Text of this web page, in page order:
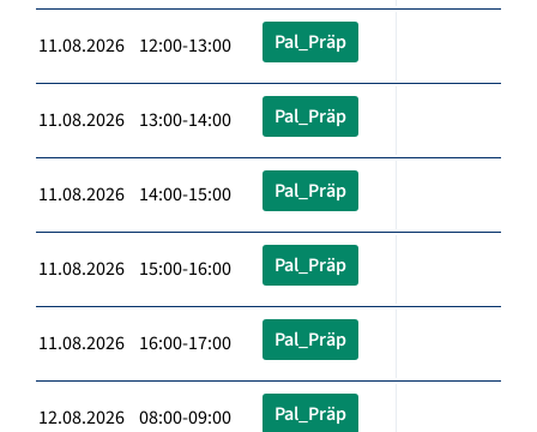
11.08.2026 12:00-13:00 Pal_Präp
11.08.2026 13:00-14:00 Pal_Präp
11.08.2026 14:00-15:00 Pal_Präp
11.08.2026 15:00-16:00 Pal_Präp
11.08.2026 16:00-17:00 Pal_Präp
12.08.2026 08:00-09:00 Pal_Präp